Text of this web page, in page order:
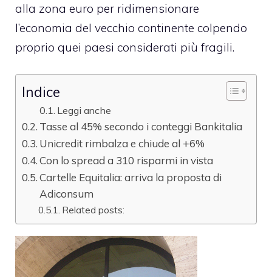
alla zona euro per ridimensionare
l’economia del vecchio continente colpendo
proprio quei paesi considerati più fragili.
Indice
Leggi anche
Tasse al 45% secondo i conteggi Bankitalia
Unicredit rimbalza e chiude al +6%
Con lo spread a 310 risparmi in vista
Cartelle Equitalia: arriva la proposta di
Adiconsum
Related posts: